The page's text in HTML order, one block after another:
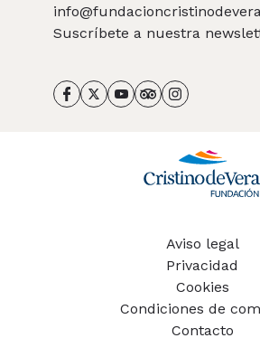
Suscríbete a nuestra
Aviso legal
Privacidad
Cookies
Condiciones de
Contacto